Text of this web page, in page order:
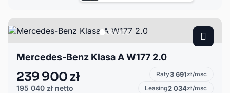
Mercedes-Benz Klasa A W177 2.0
239 900 zł
195 040 zł netto
Raty3 691zł/msc
Leasing2 034zł/msc